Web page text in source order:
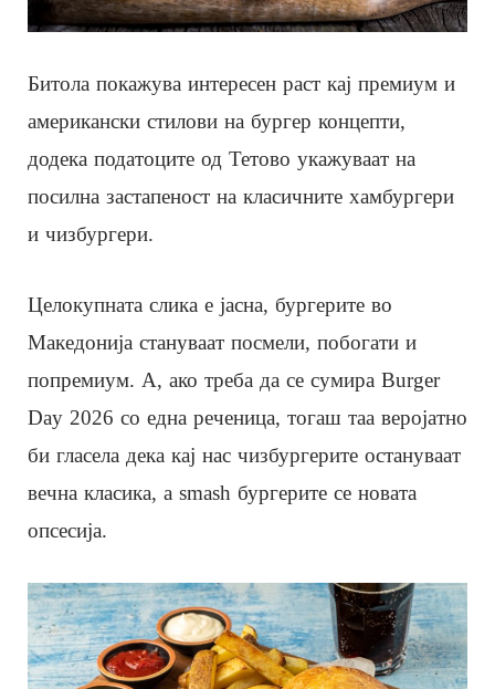
Битола покажува интересен раст кај премиум и
американски стилови на бургер концепти,
додека податоците од Тетово укажуваат на
посилна застапеност на класичните хамбургери
и чизбургери.
Целокупната слика е јасна, бургерите во
Македонија стануваат посмели, побогати и
попремиум. А, ако треба да се сумира Burger
Day 2026 со една реченица, тогаш таа веројатно
би гласела дека кај нас чизбургерите остануваат
вечна класика, а smash бургерите се новата
опсесија.